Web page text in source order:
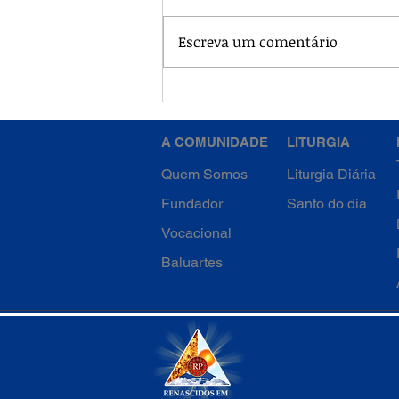
Santo da Eucaristia
Escreva um comentário
A COMUNIDADE
Quem Somos
Fundador
Vocacional
Baluartes
LITURGIA
Liturgia Diária
Santo do dia